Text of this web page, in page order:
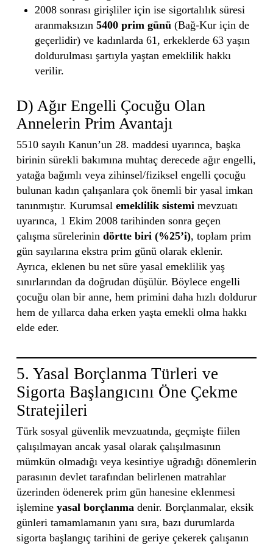
2008 sonrası girişliler için ise sigortalılık süresi
aranmaksızın 5400 prim günü(Bağ-Kur için de
geçerlidir) ve kadınlarda 61, erkeklerde 63 yaşın
doldurulması şartıyla yaştan emeklilik hakkı
verilir.
D) Ağır Engelli Çocuğu Olan
Annelerin Prim Avantajı
5510 sayılı Kanun’un 28. maddesi uyarınca, başka
birinin sürekli bakımına muhtaç derecede ağır engelli,
yatağa bağımlı veya zihinsel/fiziksel engelli çocuğu
bulunan kadın çalışanlara çok önemli bir yasal imkan
tanınmıştır. Kurumsal emeklilik sistemimevzuatı
uyarınca, 1 Ekim 2008 tarihinden sonra geçen
çalışma sürelerinin dörtte biri (%25’i), toplam prim
gün sayılarına ekstra prim günü olarak eklenir.
Ayrıca, eklenen bu net süre yasal emeklilik yaş
sınırlarından da doğrudan düşülür. Böylece engelli
çocuğu olan bir anne, hem primini daha hızlı doldurur
hem de yıllarca daha erken yaşta emekli olma hakkı
elde eder.
5. Yasal Borçlanma Türleri ve
Sigorta Başlangıcını Öne Çekme
Stratejileri
Türk sosyal güvenlik mevzuatında, geçmişte fiilen
çalışılmayan ancak yasal olarak çalışılmasının
mümkün olmadığı veya kesintiye uğradığı dönemlerin
parasının devlet tarafından belirlenen matrahlar
üzerinden ödenerek prim gün hanesine eklenmesi
işlemine yasal borçlanmadenir. Borçlanmalar, eksik
günleri tamamlamanın yanı sıra, bazı durumlarda
sigorta başlangıç tarihini de geriye çekerek çalışanın